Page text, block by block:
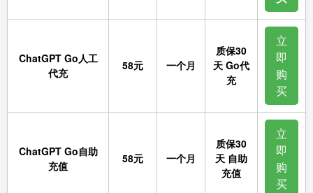
ChatGPT Go人工
代充
58元 一个月
质保30
天 Go代
充
立
即
购
买
ChatGPT Go自助
充值
58元 一个月
质保30
天 自助
充值
立
即
购
买